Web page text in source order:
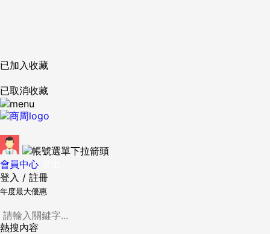
已加入收藏
已取消收藏
會員中心
登入 / 註冊
年度最大優惠
熱搜內容